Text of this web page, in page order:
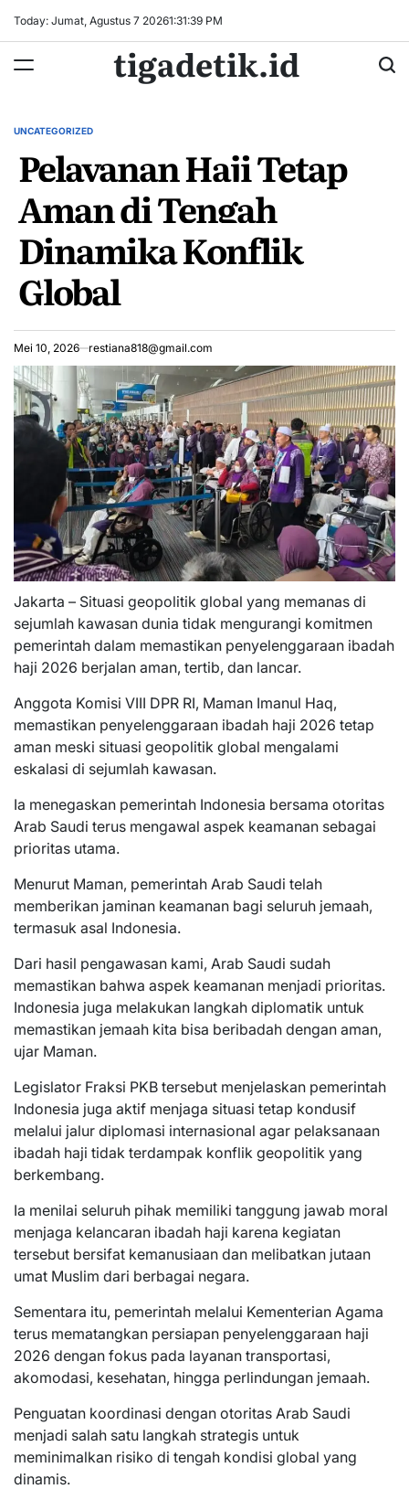
Today: Jumat, Agustus 7 20261:31:39 PM
tigadetik.id
POSTED
UNCATEGORIZED
Pelayanan Haji Tetap
Aman di Tengah
Dinamika Konflik
Global
Mei 10, 2026 restiana818@gmail.com
Jakarta – Situasi geopolitik global yang memanas di
sejumlah kawasan dunia tidak mengurangi komitmen
pemerintah dalam memastikan penyelenggaraan ibadah
haji 2026 berjalan aman, tertib, dan lancar.
Anggota Komisi VIII DPR RI, Maman Imanul Haq,
memastikan penyelenggaraan ibadah haji 2026 tetap
aman meski situasi geopolitik global mengalami
eskalasi di sejumlah kawasan.
Ia menegaskan pemerintah Indonesia bersama otoritas
Arab Saudi terus mengawal aspek keamanan sebagai
prioritas utama.
Menurut Maman, pemerintah Arab Saudi telah
memberikan jaminan keamanan bagi seluruh jemaah,
termasuk asal Indonesia.
Dari hasil pengawasan kami, Arab Saudi sudah
memastikan bahwa aspek keamanan menjadi prioritas.
Indonesia juga melakukan langkah diplomatik untuk
memastikan jemaah kita bisa beribadah dengan aman,
ujar Maman.
Legislator Fraksi PKB tersebut menjelaskan pemerintah
Indonesia juga aktif menjaga situasi tetap kondusif
melalui jalur diplomasi internasional agar pelaksanaan
ibadah haji tidak terdampak konflik geopolitik yang
berkembang.
Ia menilai seluruh pihak memiliki tanggung jawab moral
menjaga kelancaran ibadah haji karena kegiatan
tersebut bersifat kemanusiaan dan melibatkan jutaan
umat Muslim dari berbagai negara.
Sementara itu, pemerintah melalui Kementerian Agama
terus mematangkan persiapan penyelenggaraan haji
2026 dengan fokus pada layanan transportasi,
akomodasi, kesehatan, hingga perlindungan jemaah.
Penguatan koordinasi dengan otoritas Arab Saudi
menjadi salah satu langkah strategis untuk
meminimalkan risiko di tengah kondisi global yang
dinamis.